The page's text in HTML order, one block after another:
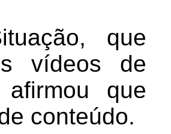
que
vídeos de
que
conteúdo.